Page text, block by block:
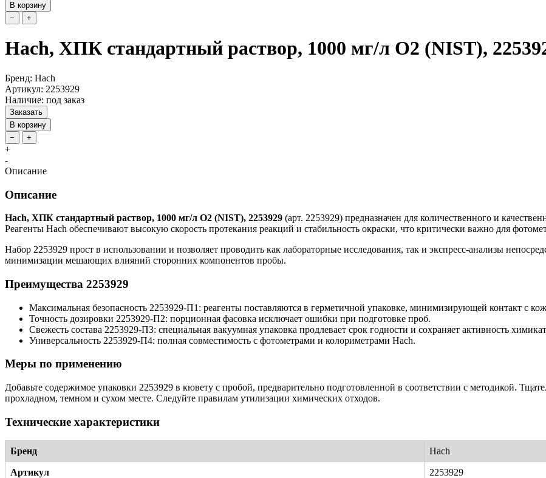
В корзину
−
+
Hach, ХПК стандартный раствор, 1000 мг/л O2 (NIST),
Бренд: Hach
Артикул: 2253929
Наличие: под заказ
Заказать
В корзину
−
+
+
-
Описание
Описание
Hach, ХПК стандартный раствор, 1000 мг/л O2 (NIST), 2253929 (арт. 2253929) предназначен для количественного и
Реагенты Hach обеспечивают высокую скорость протекания реакций и стабильность окраски, что критически важно для
Набор 2253929 прост в использовании и позволяет проводить как лабораторные исследования, так и экспресс-анализы
минимизации мешающих влияний сторонних компонентов пробы.
Преимущества 2253929
Максимальная безопасность 2253929-П1: реагенты поставляются в герметичной упаковке, минимизирующей контакт с
Точность дозировки 2253929-П2: порционная фасовка исключает ошибки при подготовке проб.
Свежесть состава 2253929-П3: специальная вакуумная упаковка продлевает срок годности и сохраняет активность
Универсальность 2253929-П4: полная совместимость с фотометрами и колориметрами Hach.
Меры по применению
Добавьте содержимое упаковки 2253929 в кювету с пробой, предварительно подготовленной в соответствии с методикой.
прохладном, темном и сухом месте. Следуйте правилам утилизации химических отходов.
Технические характеристики
Бренд Hach
Артикул 2253929